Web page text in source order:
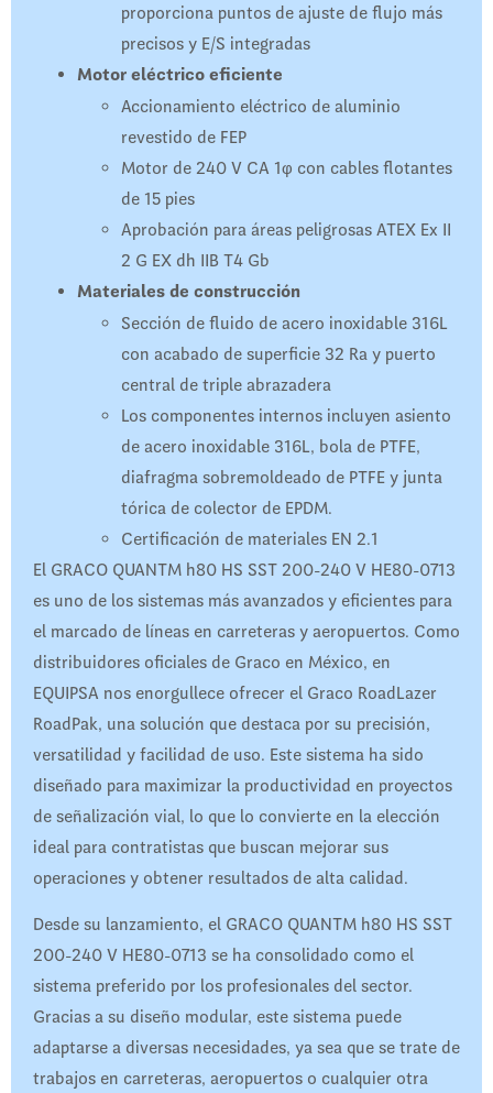
proporciona puntos de ajuste de flujo más
precisos y E/S integradas
Motor eléctrico eficiente
Accionamiento eléctrico de aluminio
revestido de FEP
Motor de 240 V CA 1φ con cables flotantes
de 15 pies
Aprobación para áreas peligrosas ATEX Ex II
2 G EX dh IIB T4 Gb
Materiales de construcción
Sección de fluido de acero inoxidable 316L
con acabado de superficie 32 Ra y puerto
central de triple abrazadera
Los componentes internos incluyen asiento
de acero inoxidable 316L, bola de PTFE,
diafragma sobremoldeado de PTFE y junta
tórica de colector de EPDM.
Certificación de materiales EN 2.1
El GRACO QUANTM h80 HS SST 200-240 V HE80-0713
es uno de los sistemas más avanzados y eficientes para
el marcado de líneas en carreteras y aeropuertos. Como
distribuidores oficiales de Graco en México, en
EQUIPSA nos enorgullece ofrecer el Graco RoadLazer
RoadPak, una solución que destaca por su precisión,
versatilidad y facilidad de uso. Este sistema ha sido
diseñado para maximizar la productividad en proyectos
de señalización vial, lo que lo convierte en la elección
ideal para contratistas que buscan mejorar sus
operaciones y obtener resultados de alta calidad.
Desde su lanzamiento, el GRACO QUANTM h80 HS SST
200-240 V HE80-0713 se ha consolidado como el
sistema preferido por los profesionales del sector.
Gracias a su diseño modular, este sistema puede
adaptarse a diversas necesidades, ya sea que se trate de
trabajos en carreteras, aeropuertos o cualquier otra